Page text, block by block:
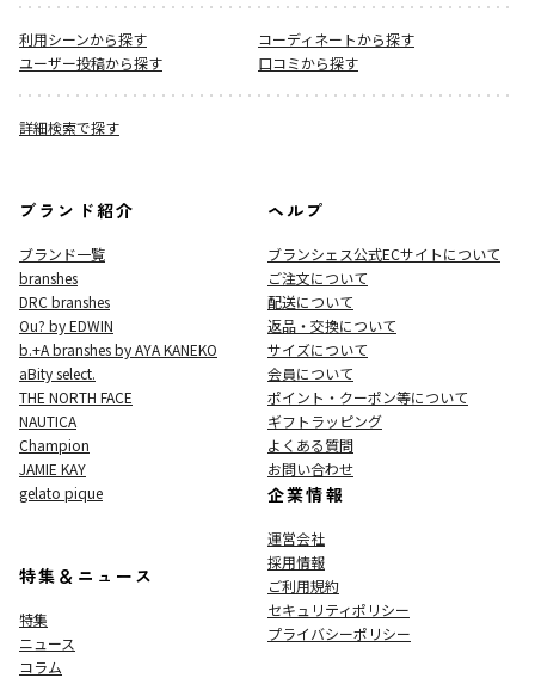
利用シーンから探す
コーディネートから探す
ユーザー投稿から探す
口コミから探す
詳細検索で探す
ブランド紹介
ブランド一覧
branshes
DRC branshes
Ou? by EDWIN
b.+A branshes by AYA KANEKO
aBity select.
THE NORTH FACE
NAUTICA
Champion
JAMIE KAY
gelato pique
特集＆ニュース
特集
ニュース
コラム
ヘルプ
ブランシェス公式ECサイトについて
ご注文について
配送について
返品・交換について
サイズについて
会員について
ポイント・クーポン等について
ギフトラッピング
よくある質問
お問い合わせ
企業情報
運営会社
採用情報
ご利用規約
セキュリティポリシー
プライバシーポリシー